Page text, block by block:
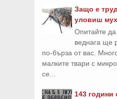
Защо е
уловиш
Опитайте
веднага ще
по-бърза от вас.
малките твари с
се...
143 години